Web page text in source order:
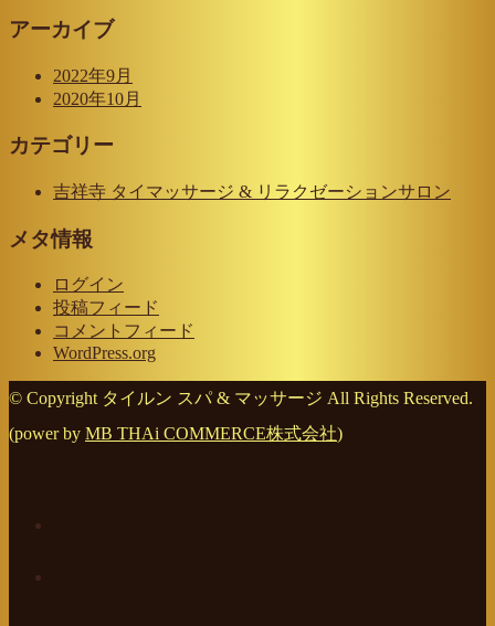
アーカイブ
2022年9月
2020年10月
カテゴリー
吉祥寺 タイマッサージ & リラクゼーションサロン
メタ情報
ログイン
投稿フィード
コメントフィード
WordPress.org
© Copyright タイルン スパ & マッサージ All Rights Reserved.
(power by MB THAi COMMERCE株式会社)